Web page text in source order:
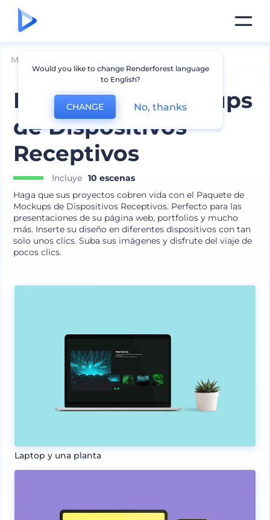
Mockups
Paquete de Mockups
de Dispositivos
Receptivos
Incluye 10 escenas
Haga que sus proyectos cobren vida con el Paquete de
Mockups de Dispositivos Receptivos. Perfecto para las
presentaciones de su página web, portfolios y mucho
más. Inserte su diseño en diferentes dispositivos con tan
solo unos clics. Suba sus imágenes y disfrute del viaje de
pocos clics.
Laptop y una planta
Would you like to change Renderforest language
to English?
CHANGE No, thanks